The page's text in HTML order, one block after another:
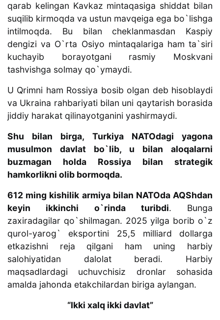
qarab kelingan Kavkaz mintaqasiga shiddat bilan
suqilib kirmoqda va ustun mavqeiga ega bo`lishga
intilmoqda. Bu bilan cheklanmasdan Kaspiy
dengizi va O`rta Osiyo mintaqalariga ham ta`siri
kuchayib borayotgani rasmiy Moskvani
tashvishga solmay qo`ymaydi.
U Qrimni ham Rossiya bosib olgan deb hisoblaydi
va Ukraina rahbariyati bilan uni qaytarish borasida
jiddiy harakat qilinayotganini yashirmaydi.
Shu bilan birga, Turkiya NATOdagi yagona
musulmon davlat bo`lib, u bilan aloqalarni
buzmagan holda Rossiya bilan strategik
hamkorlikni olib bormoqda.
612 ming kishilik armiya bilan NATOda AQShdan
keyin ikkinchi o`rinda turibdi. Bunga
zaxiradagilar qo`shilmagan. 2025 yilga borib o`z
qurol-yarog` eksportini 25,5 milliard dollarga
etkazishni reja qilgani ham uning harbiy
salohiyatidan dalolat beradi. Harbiy
maqsadlardagi uchuvchisiz dronlar sohasida
amalda jahonda etakchilardan biriga aylangan.
“Ikki xalq ikki davlat”